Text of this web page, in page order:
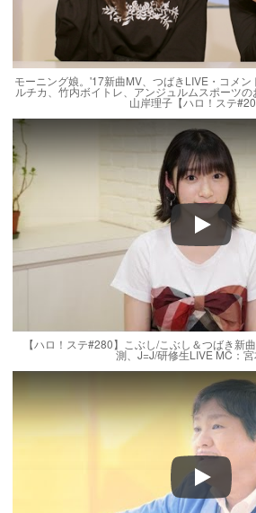
モーニング娘。'17新曲MV、つばきLIVE・コメ
ルチカ、竹内ボイトレ、アンジュルムスポーツ
山岸理子【ハロ！ステ
Play
【ハロ！ステ#280】こぶし/こぶし＆つばき新
測、J=J/研修生LIVE MC：
Play